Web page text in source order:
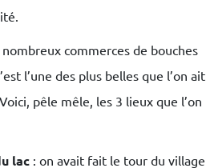
commerces de bouches
l’une des plus belles que l’on ait
pêle mêle, les 3 lieux que l’on
lac: on avait fait le tour du village